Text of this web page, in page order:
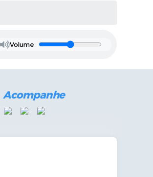
Volume
Acompanhe